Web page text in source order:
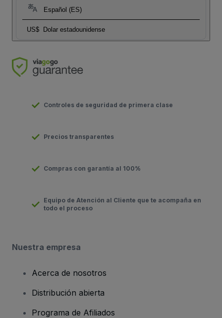
Español (ES)
US$ Dolar estadounidense
Controles de seguridad de primera clase
Precios transparentes
Compras con garantía al 100%
Equipo de Atención al Cliente que te acompaña en
todo el proceso
Nuestra empresa
Acerca de nosotros
Distribución abierta
Programa de Afiliados